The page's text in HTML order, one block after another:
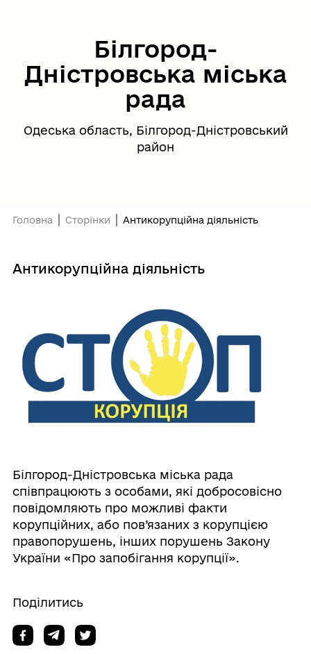
Білгород-
Дністровська міська
рада
Одеська область, Білгород-Дністровський
район
Головна Сторінки Антикорупційна діяльність
Антикорупційна діяльність
Білгород-Дністровська міська рада
співпрацюють з особами, які добросовісно
повідомляють про можливі факти
корупційних, або пов’язаних з корупцією
правопорушень, інших порушень Закону
України «Про запобігання корупції».
Поділитись